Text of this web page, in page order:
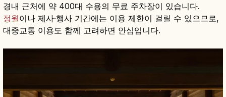
경내 근처에 약 400대 수용의 무료 주차장이 있습니다.
정월이나 제사·행사 기간에는 이용 제한이 걸릴 수 있으므로,
대중교통 이용도 함께 고려하면 안심입니다.